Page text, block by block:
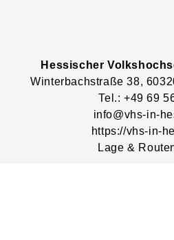
Hessischer
Winterbachstraße 38,
Tel.: +49 69
info@vhs-in-
https://vhs-in-
Lage &